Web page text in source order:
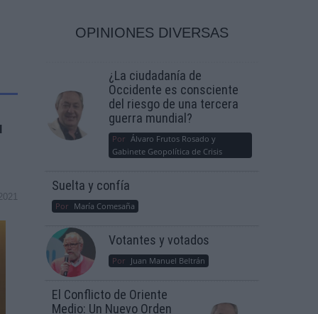
OPINIONES DIVERSAS
¿La ciudadanía de
Occidente es consciente
del riesgo de una tercera
guerra mundial?
Por Álvaro Frutos Rosado y
Gabinete Geopolítica de Crisis
Suelta y confía
Por María Comesaña
Votantes y votados
Por Juan Manuel Beltrán
El Conflicto de Oriente
Medio: Un Nuevo Orden